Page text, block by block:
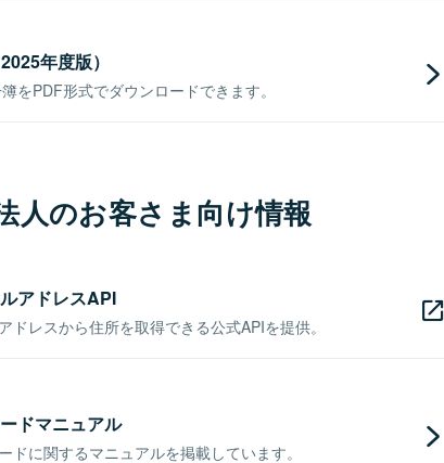
年度版）
をPDF形式でダウンロードできます。
人のお客さま向け情報
アドレスAPI
ドレスから住所を取得できる公式APIを提供。
ドマニュアル
ドに関するマニュアルを掲載しています。